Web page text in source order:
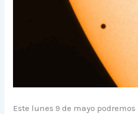
Este lunes 9 de mayo